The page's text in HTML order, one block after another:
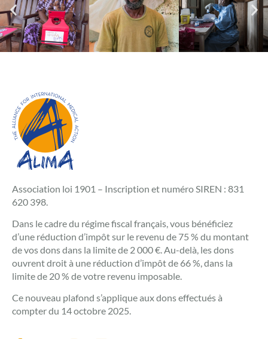
Association loi 1901 – Inscription et numéro SIREN : 831
620 398.
Dans le cadre du régime fiscal français, vous bénéficiez
d’une réduction d’impôt sur le revenu de 75 % du montant
de vos dons dans la limite de 2 000 €. Au-delà, les dons
ouvrent droit à une réduction d’impôt de 66 %, dans la
limite de 20 % de votre revenu imposable.
Ce nouveau plafond s’applique aux dons effectués à
compter du 14 octobre 2025.